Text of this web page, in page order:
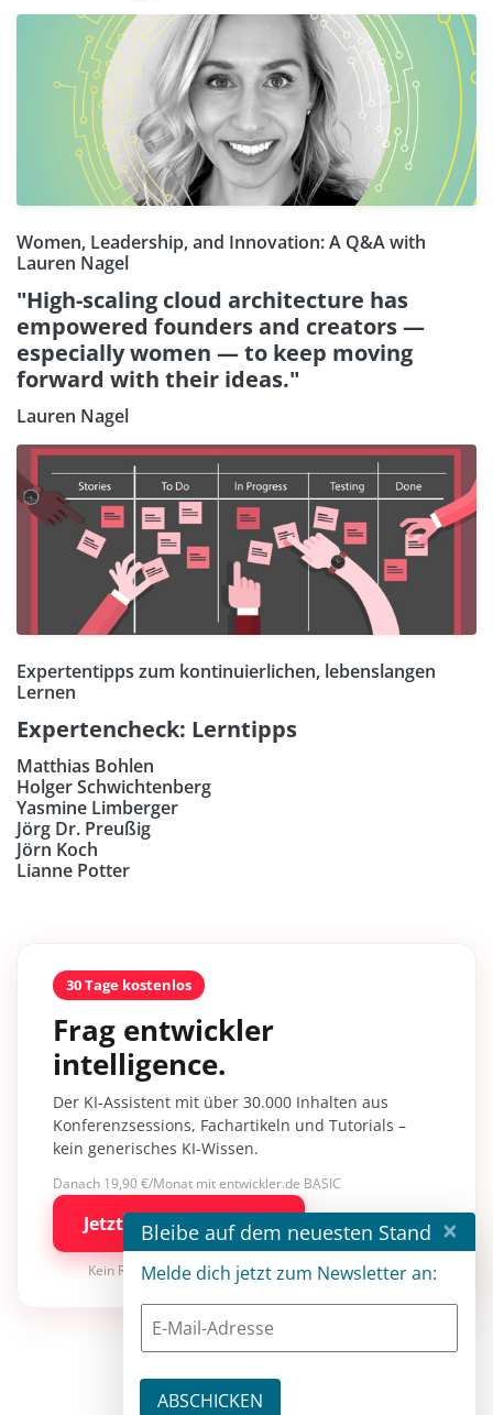
Women, Leadership, and Innovation: A Q&A with
Lauren Nagel
"High-scaling cloud architecture has
empowered founders and creators —
especially women — to keep moving
forward with their ideas."
Lauren Nagel
Expertentipps zum kontinuierlichen, lebenslangen
Lernen
Expertencheck: Lerntipps
Matthias Bohlen
Holger Schwichtenberg
Yasmine Limberger
Jörg Dr. Preußig
Jörn Koch
Lianne Potter
30 Tage kostenlos
Frag entwickler
intelligence.
Der KI-Assistent mit über 30.000 Inhalten aus
Konferenzsessions, Fachartikeln und Tutorials –
kein generisches KI-Wissen.
Danach 19,90 €/Monat mit entwickler.de BASIC
Jetzt kostenlos testen
Kein Risiko · jederzeit kündbar
Bleibe auf dem neuesten Stand ×
Melde dich jetzt zum Newsletter an: